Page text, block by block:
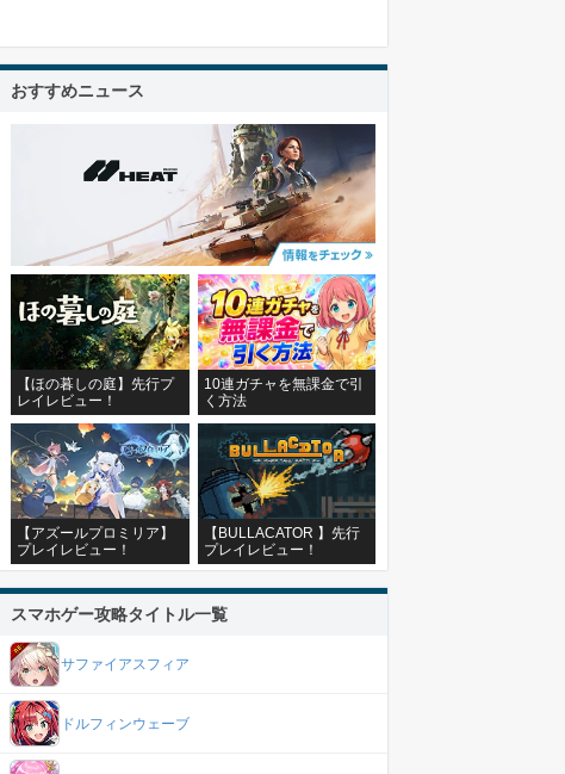
おすすめニュース
【ほの暮しの庭】先行プ
レイレビュー！
10連ガチャを無課金で引
く方法
【アズールプロミリア】
プレイレビュー！
【BULLACATOR 】先行
プレイレビュー！
スマホゲー攻略タイトル一覧
サファイアスフィア
ドルフィンウェーブ